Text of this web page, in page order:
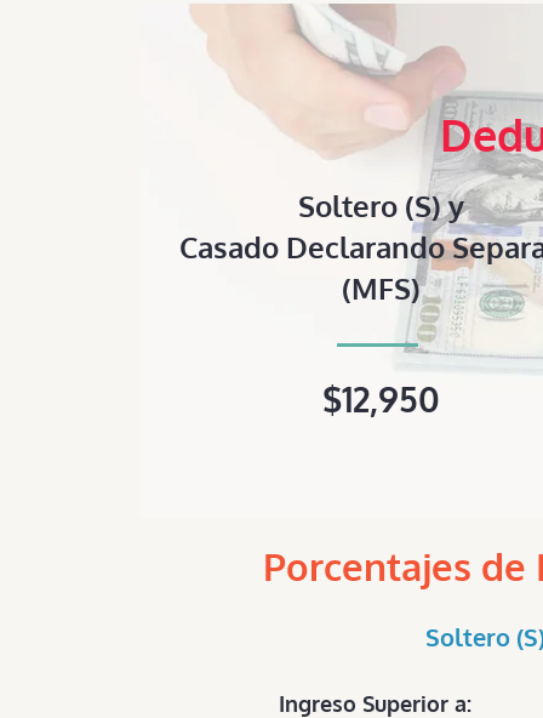
Soltero (S) y
Casado Declarando
(MFS)
$12,950
Porcentajes de
Soltero
Ingreso Superior a: